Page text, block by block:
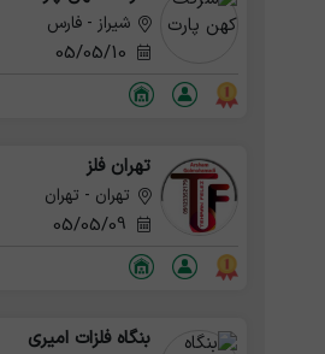
شیراز - فارس
تهران فلز
تهران - تهران
بنگاه فلزات امیری